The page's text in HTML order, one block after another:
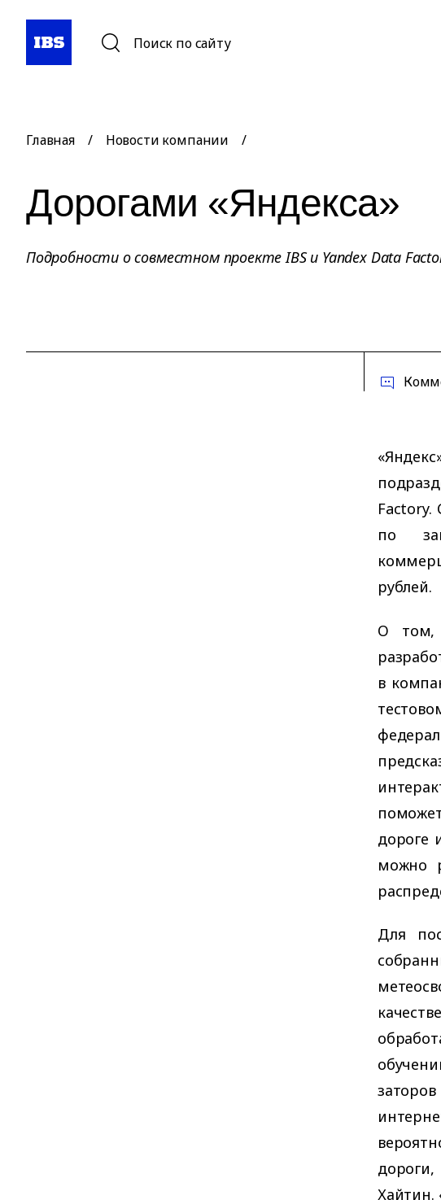
Поиск по сайту
Главная / Новости компании /
Дорогами «Яндекса»
Подробности о совместном проекте IBS и Yandex Data
по
рублей.
О том,
в
дороге
можно
Для